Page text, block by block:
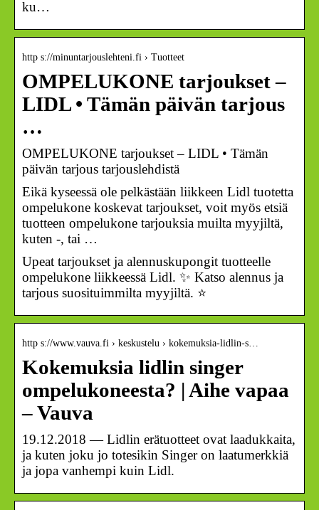
ku…
http s://minuntarjouslehteni.fi › Tuotteet
OMPELUKONE tarjoukset –
LIDL • Tämän päivän tarjous
…
OMPELUKONE tarjoukset – LIDL • Tämän
päivän tarjous tarjouslehdistä
Eikä kyseessä ole pelkästään liikkeen Lidl tuotetta
ompelukone koskevat tarjoukset, voit myös etsiä
tuotteen ompelukone tarjouksia muilta myyjiltä,
kuten -, tai …
Upeat tarjoukset ja alennuskupongit tuotteelle
ompelukone liikkeessä Lidl. ✨ Katso alennus ja
tarjous suosituimmilta myyjiltä. ⭐
http s://www.vauva.fi › keskustelu › kokemuksia-lidlin-s…
Kokemuksia lidlin singer
ompelukoneesta? | Aihe vapaa
– Vauva
19.12.2018 — Lidlin erätuotteet ovat laadukkaita,
ja kuten joku jo totesikin Singer on laatumerkkiä
ja jopa vanhempi kuin Lidl.